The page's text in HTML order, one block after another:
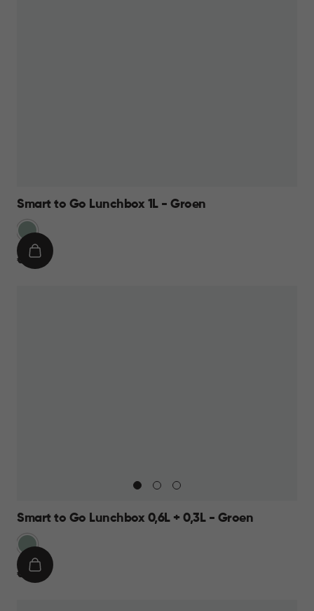
Smart to Go Lunchbox 1L - Groen
Groen
€
€ 9,95
IN
Smart to Go Lunchbox 0,6L + 0,3L - Groen
Groen
€
€ 9,95
IN